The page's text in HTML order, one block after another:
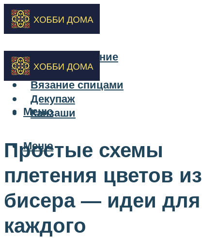
Бисероплетение
Вышивка
Вязание спицами
Декупаж
Канзаши
Меню
Меню
Простые схемы
плетения цветов из
бисера — идеи для
каждого